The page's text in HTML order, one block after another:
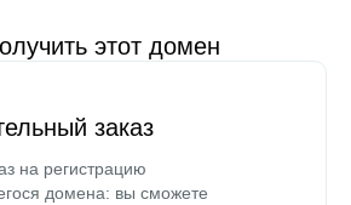
этот домен
заказ
на регистрацию
домена: вы сможете